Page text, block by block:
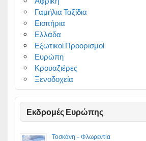
Γαμήλια Ταξίδια
Εισιτήρια
Ελλάδα
Εξωτικοί Προορισμοί
Ευρώπη
Κρουαζιέρες
Ξενοδοχεία
Εκδρομές Ευρώπης
Τοσκάνη – Φλωρεντία